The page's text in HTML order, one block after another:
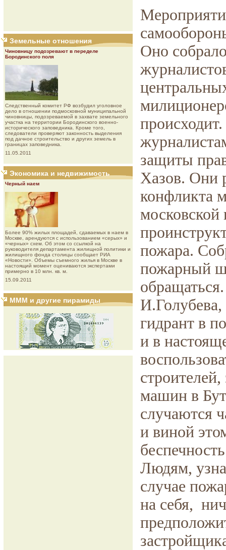
Земельные отношения
Чиновницу подозревают в переделе
Бородинского поля
Следственный комитет РФ возбудил уголовное
дело в отношении подмосковной муниципальной
чиновницы, подозреваемой в захвате земельного
участка на территории Бородинского военно-
исторического заповедника. Кроме того,
следователи проверяют законность выделения
под дачное строительство и других земель в
границах заповедника.
11.05.2011
Экономика и недвижимость
Черный наем
Более 90% жилых площадей, сдаваемых в наем в
Москве, арендуются с использованием «серых» и
«черных» схем. Об этом со ссылкой на
руководителя департамента жилищной политики и
жилищного фонда столицы сообщает РИА
«Новости». Объемы съемного жилья в Москве в
настоящий момент оцениваются экспертами
примерно в 10 млн. кв. м.
15.09.2011
МММ и другие пирамиды
Оно
защиты
Хазов. Они
конфликта
московской
пожара.
пожарный
гидрант в
и в
машин в
случаются
и виной
Людям,
случае
на себя,